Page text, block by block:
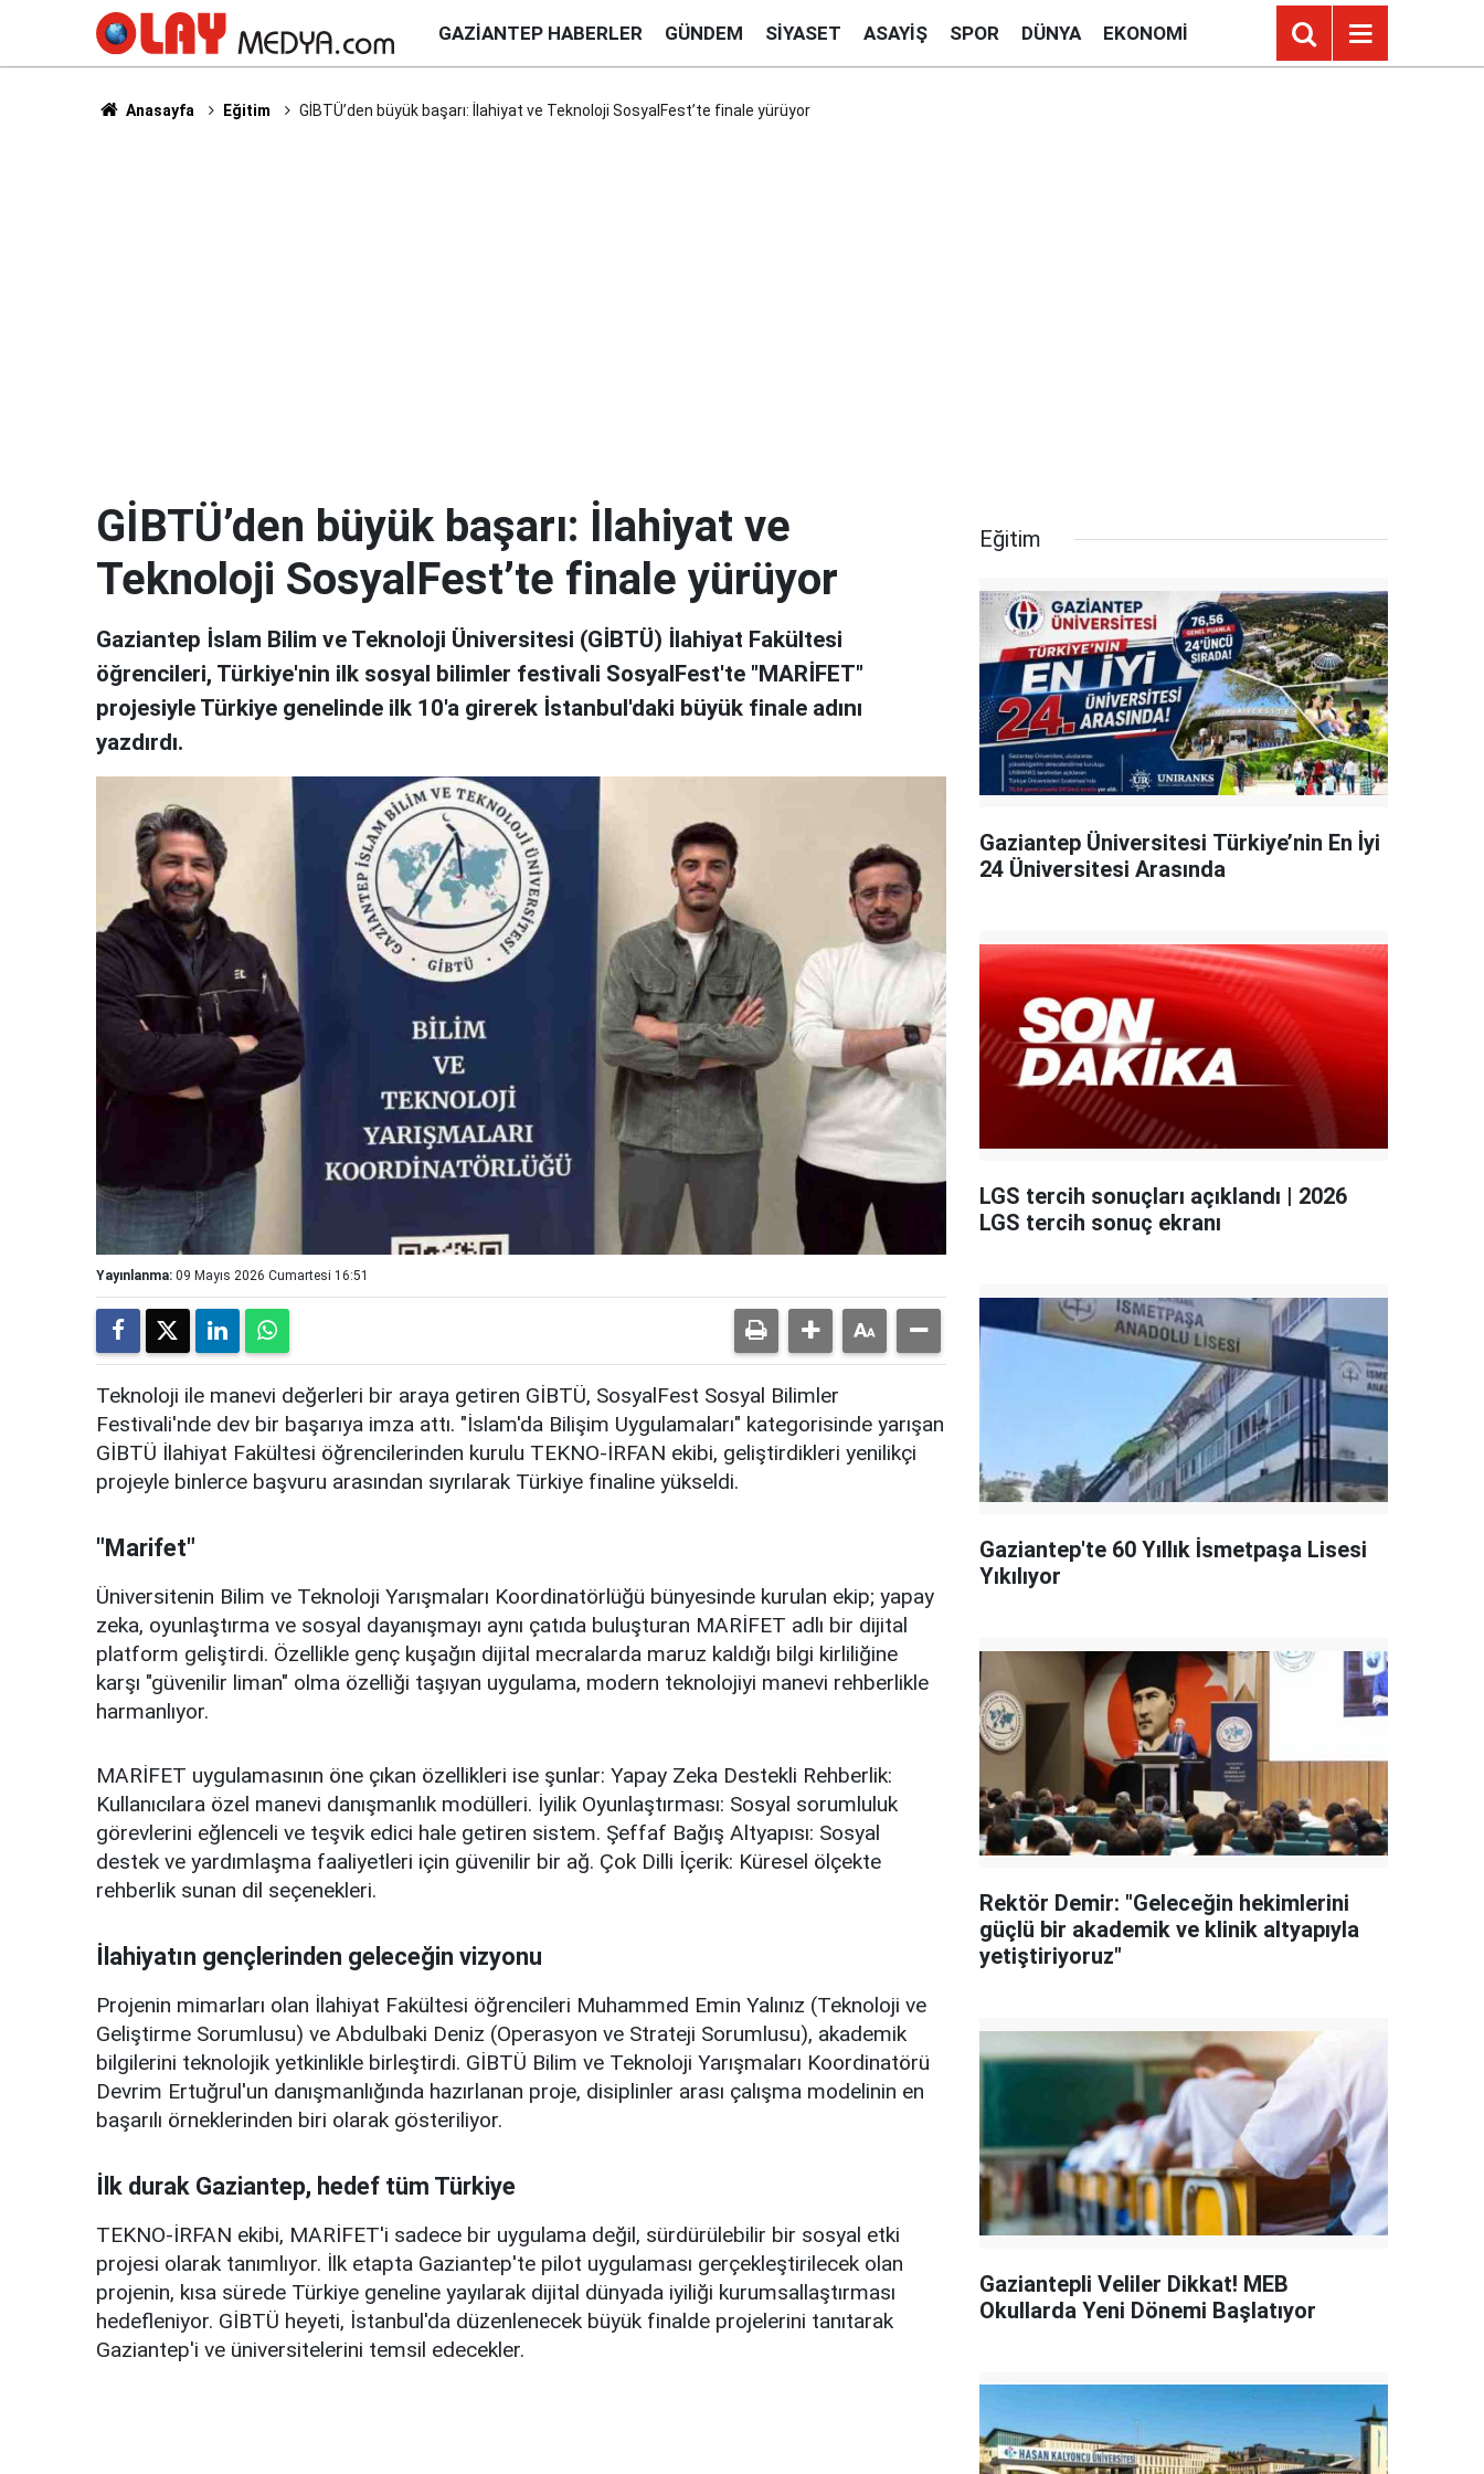
GAZIANTEP HABERLER GÜNDEM SIYASET ASAYIŞ SPOR DÜNYA EKONOMI
Anasayfa Eğitim GİBTÜ’den büyük başarı: İlahiyat ve Teknoloji SosyalFest’te finale yürüyor
GİBTÜ’den büyük başarı: İlahiyat ve
Teknoloji SosyalFest’te finale yürüyor
Gaziantep İslam Bilim ve Teknoloji Üniversitesi (GİBTÜ) İlahiyat Fakültesi
öğrencileri, Türkiye'nin ilk sosyal bilimler festivali SosyalFest'te "MARİFET"
projesiyle Türkiye genelinde ilk 10'a girerek İstanbul'daki büyük finale adını
yazdırdı.
Yayınlanma: 09 Mayıs 2026 Cumartesi 16:51
Teknoloji ile manevi değerleri bir araya getiren GİBTÜ, SosyalFest Sosyal Bilimler
Festivali'nde dev bir başarıya imza attı. "İslam'da Bilişim Uygulamaları" kategorisinde yarışan
GİBTÜ İlahiyat Fakültesi öğrencilerinden kurulu TEKNO-İRFAN ekibi, geliştirdikleri yenilikçi
projeyle binlerce başvuru arasından sıyrılarak Türkiye finaline yükseldi.
"Marifet"
Üniversitenin Bilim ve Teknoloji Yarışmaları Koordinatörlüğü bünyesinde kurulan ekip; yapay
zeka, oyunlaştırma ve sosyal dayanışmayı aynı çatıda buluşturan MARİFET adlı bir dijital
platform geliştirdi. Özellikle genç kuşağın dijital mecralarda maruz kaldığı bilgi kirliliğine
karşı "güvenilir liman" olma özelliği taşıyan uygulama, modern teknolojiyi manevi rehberlikle
harmanlıyor.
MARİFET uygulamasının öne çıkan özellikleri ise şunlar: Yapay Zeka Destekli Rehberlik:
Kullanıcılara özel manevi danışmanlık modülleri. İyilik Oyunlaştırması: Sosyal sorumluluk
görevlerini eğlenceli ve teşvik edici hale getiren sistem. Şeffaf Bağış Altyapısı: Sosyal
destek ve yardımlaşma faaliyetleri için güvenilir bir ağ. Çok Dilli İçerik: Küresel ölçekte
rehberlik sunan dil seçenekleri.
İlahiyatın gençlerinden geleceğin vizyonu
Projenin mimarları olan İlahiyat Fakültesi öğrencileri Muhammed Emin Yalınız (Teknoloji ve
Geliştirme Sorumlusu) ve Abdulbaki Deniz (Operasyon ve Strateji Sorumlusu), akademik
bilgilerini teknolojik yetkinlikle birleştirdi. GİBTÜ Bilim ve Teknoloji Yarışmaları Koordinatörü
Devrim Ertuğrul'un danışmanlığında hazırlanan proje, disiplinler arası çalışma modelinin en
başarılı örneklerinden biri olarak gösteriliyor.
İlk durak Gaziantep, hedef tüm Türkiye
TEKNO-İRFAN ekibi, MARİFET'i sadece bir uygulama değil, sürdürülebilir bir sosyal etki
projesi olarak tanımlıyor. İlk etapta Gaziantep'te pilot uygulaması gerçekleştirilecek olan
projenin, kısa sürede Türkiye geneline yayılarak dijital dünyada iyiliği kurumsallaştırması
hedefleniyor. GİBTÜ heyeti, İstanbul'da düzenlenecek büyük finalde projelerini tanıtarak
Gaziantep'i ve üniversitelerini temsil edecekler.
Eğitim
Gaziantep Üniversitesi Türkiye’nin En İyi
24 Üniversitesi Arasında
LGS tercih sonuçları açıklandı | 2026
LGS tercih sonuç ekranı
Gaziantep'te 60 Yıllık İsmetpaşa Lisesi
Yıkılıyor
Rektör Demir: "Geleceğin hekimlerini
güçlü bir akademik ve klinik altyapıyla
yetiştiriyoruz"
Gaziantepli Veliler Dikkat! MEB
Okullarda Yeni Dönemi Başlatıyor